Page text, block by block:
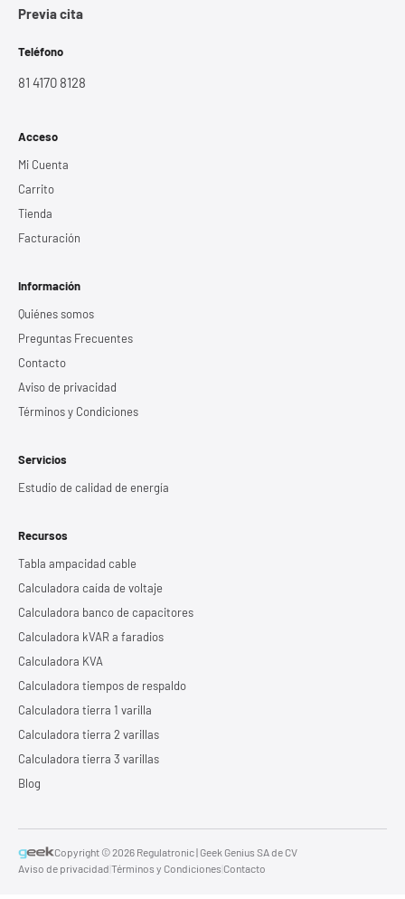
Previa cita
Teléfono
81 4170 8128
Acceso
Mi Cuenta
Carrito
Tienda
Facturación
Información
Quiénes somos
Preguntas Frecuentes
Contacto
Aviso de privacidad
Términos y Condiciones
Servicios
Estudio de calidad de energía
Recursos
Tabla ampacidad cable
Calculadora caída de voltaje
Calculadora banco de capacitores
Calculadora kVAR a faradios
Calculadora KVA
Calculadora tiempos de respaldo
Calculadora tierra 1 varilla
Calculadora tierra 2 varillas
Calculadora tierra 3 varillas
Blog
Copyright © 2026 Regulatronic | Geek Genius SA de CV
Aviso de privacidad Términos y Condiciones Contacto